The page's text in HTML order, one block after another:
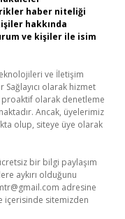
haber niteliği
hakkında
ve kişiler ile isim
ve İletişim
Sağlayıcı olarak hizmet
olarak denetleme
Ancak, üyelerimiz
olup, siteye üye olarak
bir bilgi paylaşım
aykırı olduğunu
adresine
içerisinde sitemizden